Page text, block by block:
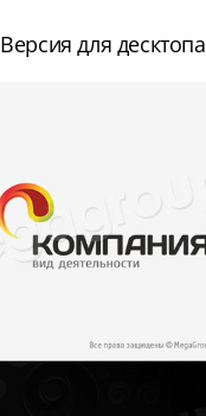
Версия для десктопа